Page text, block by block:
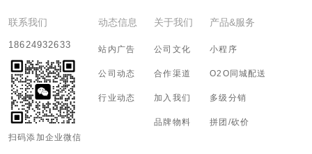
联系我们
18624932633
扫码添加企业微信
动态信息
站内广告
公司动态
行业动态
关于我们
公司文化
合作渠道
加入我们
品牌物料
产品&服务
小程序
O2O同城配送
多级分销
拼团/砍价